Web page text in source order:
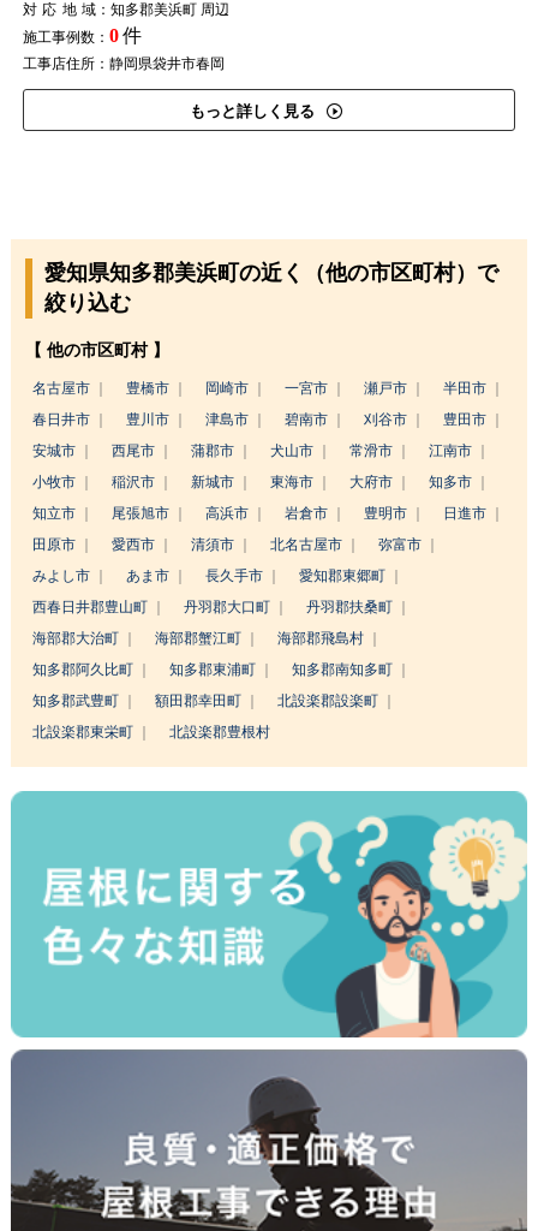
対応地域：知多郡美浜町 周辺
施工事例数： 0件
工事店住所：静岡県袋井市春岡
もっと詳しく見る
愛知県知多郡美浜町の近く（他の市区町村）で
絞り込む
【 他の市区町村 】
名古屋市 豊橋市 岡崎市 一宮市 瀬戸市
半田市
春日井市
豊川市 津島市 碧南市 刈谷市
豊田市
安城市
西尾市 蒲郡市 犬山市 常滑市
江南市
小牧市
稲沢市 新城市 東海市 大府市
知多市
知立市
尾張旭市 高浜市 岩倉市 豊明市
日進市
田原市
愛西市 清須市 北名古屋市
弥富市
みよし市
あま市 長久手市
愛知郡東郷町
西春日井郡豊山町
丹羽郡大口町
丹羽郡扶桑町
海部郡大治町
海部郡蟹江町
海部郡飛島村
知多郡阿久比町
知多郡東浦町
知多郡南知多町
知多郡武豊町
額田郡幸田町
北設楽郡設楽町
北設楽郡東栄町
北設楽郡豊根村